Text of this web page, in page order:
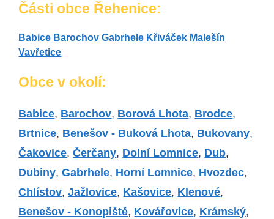
Části obce Řehenice:
Babice Barochov Gabrhele Křiváček Malešín
Vavřetice
Obce v okolí:
Babice, Barochov, Borová Lhota, Brodce,
Brtnice, Benešov - Buková Lhota, Bukovany,
Čakovice,Čerčany, Dolní Lomnice, Dub,
Dubiny,Gabrhele, Horní Lomnice, Hvozdec,
Chlístov,Jažlovice, Kašovice, Klenové,
Benešov - Konopiště, Kovářovice, Krámský,